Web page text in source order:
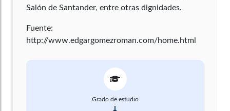
Salón de Santander, entre otras dignidades.
Fuente:
http://www.edgargomezroman.com/home.html
Grado de estudio